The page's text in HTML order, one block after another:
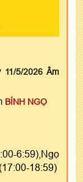
11/5/2026 Âm
BÍNH NGỌ
6:59),Ngọ
18:59)